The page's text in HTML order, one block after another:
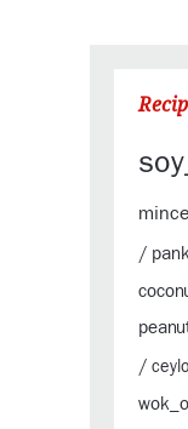
/
/